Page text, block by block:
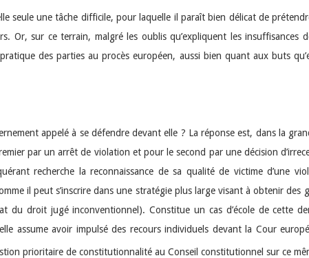
seule une tâche difficile, pour laquelle il paraît bien délicat de
Or, sur ce terrain, malgré les oublis qu’expliquent les insuffisances
des parties au procès européen, aussi bien quant aux buts
appelé à se défendre devant elle ? La réponse est, dans la
par un arrêt de violation et pour le second par une décision
recherche la reconnaissance de sa qualité de victime d’une
il peut s’inscrire dans une stratégie plus large visant à obtenir des
du droit jugé inconventionnel). Constitue un cas d’école de cette
assume avoir impulsé des recours individuels devant la Cour
prioritaire de constitutionnalité au Conseil constitutionnel sur ce